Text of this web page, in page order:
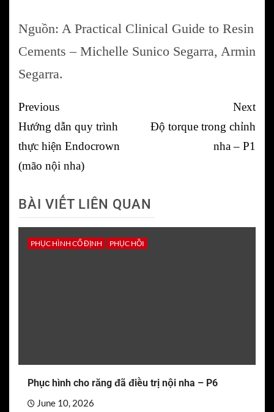
Nguồn: A Practical Clinical Guide to Resin
Cements – Michelle Sunico Segarra, Armin
Segarra.
Post
navigation
Previous
Hướng dẫn quy trình
thực hiện Endocrown
(mão nội nha)
Next
Độ torque trong chỉnh
nha – P1
BÀI VIẾT LIÊN QUAN
PHỤC HÌNH CỐ ĐỊNH PHỤC HỒI
Phục hình cho răng đã điều trị nội nha – P6
June 10, 2026